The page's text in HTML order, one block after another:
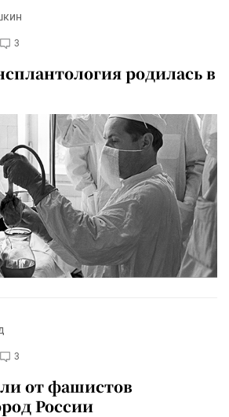
3
родилась в
3
от фашистов
России